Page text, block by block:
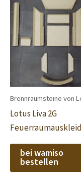
Brennraumsteine von
Lotus Liva 2G
bei wamiso
bestellen